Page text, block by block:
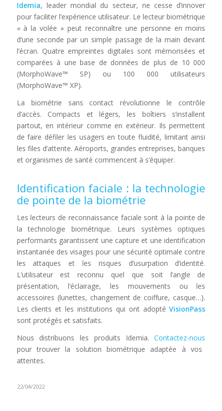
Idemia, leader mondial du secteur, ne cesse d’innover
pour faciliter l’expérience utilisateur. Le lecteur biométrique
« à la volée » peut reconnaître une personne en moins
d’une seconde par un simple passage de la main devant
l’écran. Quatre empreintes digitales sont mémorisées et
comparées à une base de données de plus de 10 000
(MorphoWave™ SP) ou 100 000 utilisateurs
(MorphoWave™ XP).
La biométrie sans contact révolutionne le contrôle
d’accès. Compacts et légers, les boîtiers s’installent
partout, en intérieur comme en extérieur. Ils permettent
de faire défiler les usagers en toute fluidité, limitant ainsi
les files d’attente. Aéroports, grandes entreprises, banques
et organismes de santé commencent à s’équiper.
Identification faciale : la technologie
de pointe de la biométrie
Les lecteurs de reconnaissance faciale sont à la pointe de
la technologie biométrique. Leurs systèmes optiques
performants garantissent une capture et une identification
instantanée des visages pour une sécurité optimale contre
les attaques et les risques d’usurpation d’identité.
L’utilisateur est reconnu quel que soit l’angle de
présentation, l’éclairage, les mouvements ou les
accessoires (lunettes, changement de coiffure, casque…).
Les clients et les institutions qui ont adoptéVisionPass
sont protégés et satisfaits.
Nous distribuons les produits Idemia.Contactez-nous
pour trouver la solution biométrique adaptée à vos
attentes.
22/04/2022